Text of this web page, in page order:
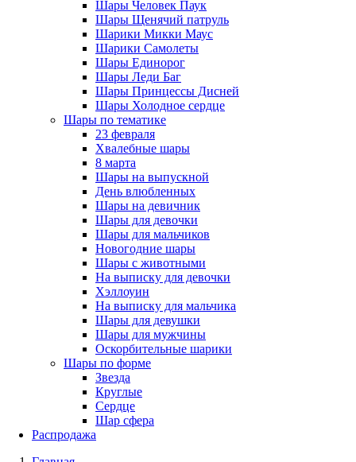
Шары Человек Паук
Шары Щенячий патруль
Шарики Микки Маус
Шарики Самолеты
Шары Единорог
Шары Леди Баг
Шары Принцессы Дисней
Шары Холодное сердце
Шары по тематике
23 февраля
Хвалебные шары
8 марта
Шары на выпускной
День влюбленных
Шары на девичник
Шары для девочки
Шары для мальчиков
Новогодние шары
Шары с животными
На выписку для девочки
Хэллоуин
На выписку для мальчика
Шары для девушки
Шары для мужчины
Оскорбительные шарики
Шары по форме
Звезда
Круглые
Сердце
Шар сфера
Распродажа